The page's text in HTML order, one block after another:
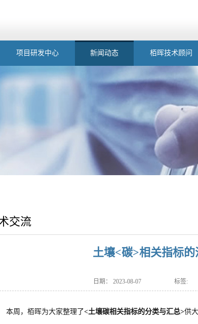
项目研发中心 新闻动态 栢晖技术顾问
交流
土壤<碳>相关指标
日期： 2023-08-07 标签:
本周，栢晖为大家整理了<土壤碳相关指标的分类与汇总>供